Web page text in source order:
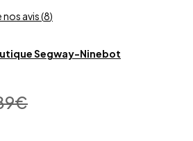
nos avis (8)
Segway-Ninebot
€